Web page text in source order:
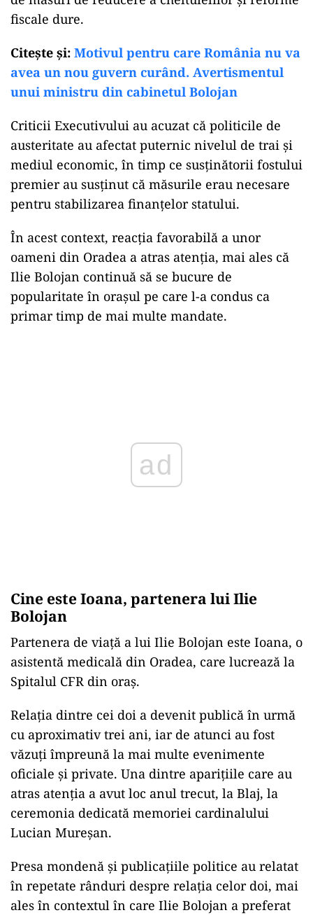
fiscale dure.
Citeşte şi: Motivul pentru care România nu va
avea un nou guvern curând. Avertismentul
unui ministru din cabinetul Bolojan
Criticii Executivului au acuzat că politicile de
austeritate au afectat puternic nivelul de trai și
mediul economic, în timp ce susținătorii fostului
premier au susținut că măsurile erau necesare
pentru stabilizarea finanțelor statului.
În acest context, reacția favorabilă a unor
oameni din Oradea a atras atenția, mai ales că
Ilie Bolojan continuă să se bucure de
popularitate în orașul pe care l-a condus ca
primar timp de mai multe mandate.
ad
Cine este Ioana, partenera lui Ilie
Bolojan
Partenera de viață a lui Ilie Bolojan este Ioana, o
asistentă medicală din Oradea, care lucrează la
Spitalul CFR din oraș.
Relația dintre cei doi a devenit publică în urmă
cu aproximativ trei ani, iar de atunci au fost
văzuți împreună la mai multe evenimente
oficiale și private. Una dintre aparițiile care au
atras atenția a avut loc anul trecut, la Blaj, la
ceremonia dedicată memoriei cardinalului
Lucian Mureșan.
Presa mondenă și publicațiile politice au relatat
în repetate rânduri despre relația celor doi, mai
ales în contextul în care Ilie Bolojan a preferat